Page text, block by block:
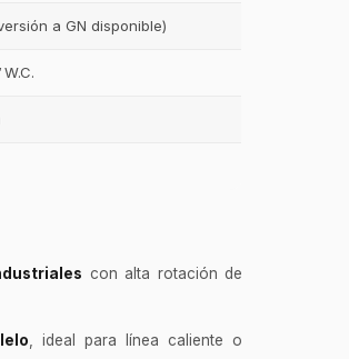
a GN disponible)
W.C.
con alta rotación de
, ideal para línea caliente o
GastroBot